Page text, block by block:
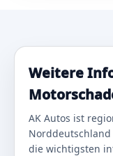
Weitere
AK Autos ist
die wichtigsten